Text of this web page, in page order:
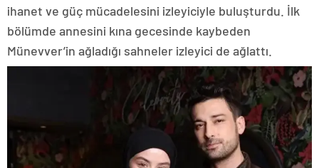
ihanet ve güç mücadelesini izleyiciyle buluşturdu. İlk
bölümde annesini kına gecesinde kaybeden
Münevver’in ağladığı sahneler izleyici de ağlattı.